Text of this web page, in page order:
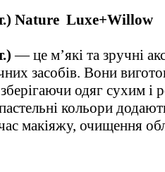
Nature Luxe+Willow
— це м’які та зручні
засобів. Вони
одяг
кольори
макіяжу, очищення